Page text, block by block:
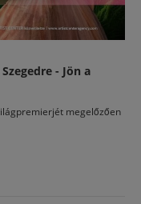
- Jön a
megelőzően